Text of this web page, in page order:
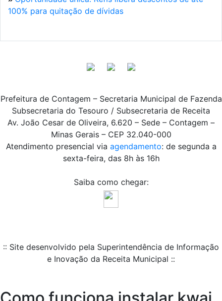
100% para quitação de dívidas
Prefeitura de Contagem – Secretaria Municipal de Fazenda
Subsecretaria do Tesouro / Subsecretaria de Receita
Av. João Cesar de Oliveira, 6.620 – Sede – Contagem –
Minas Gerais – CEP 32.040-000
Atendimento presencial via agendamento: de segunda a
sexta-feira, das 8h às 16h
Saiba como chegar:
:: Site desenvolvido pela Superintendência de Informação
e Inovação da Receita Municipal ::